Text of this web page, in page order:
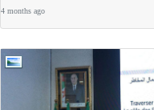
4 months ago